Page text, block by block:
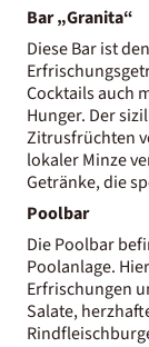
Bar „Granita“
Diese Bar ist
Cocktails auch
Hunger. Der
Zitrusfrüchten
lokaler Minze
Getränke, die
Poolbar
Die Poolbar
Poolanlage.
Erfrischungen
Salate,